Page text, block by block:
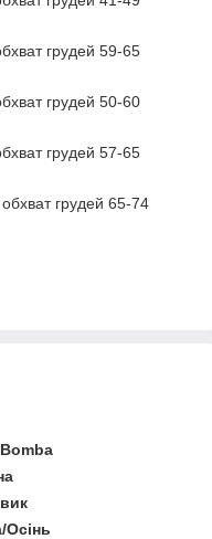
грудей 59-65
грудей 50-60
грудей 57-65
грудей 65-74
Осінь